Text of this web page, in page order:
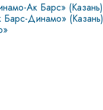
Ак Барс» (Казань)
Динамо» (Казань)